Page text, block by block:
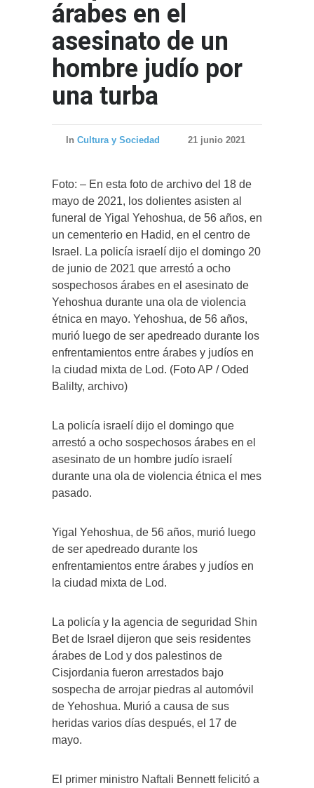
árabes en el
asesinato de un
hombre judío por
una turba
In Cultura y Sociedad 21 junio 2021
Foto: – En esta foto de archivo del 18 de
mayo de 2021, los dolientes asisten al
funeral de Yigal Yehoshua, de 56 años, en
un cementerio en Hadid, en el centro de
Israel. La policía israelí dijo el domingo 20
de junio de 2021 que arrestó a ocho
sospechosos árabes en el asesinato de
Yehoshua durante una ola de violencia
étnica en mayo. Yehoshua, de 56 años,
murió luego de ser apedreado durante los
enfrentamientos entre árabes y judíos en
la ciudad mixta de Lod. (Foto AP / Oded
Balilty, archivo)
La policía israelí dijo el domingo que
arrestó a ocho sospechosos árabes en el
asesinato de un hombre judío israelí
durante una ola de violencia étnica el mes
pasado.
Yigal Yehoshua, de 56 años, murió luego
de ser apedreado durante los
enfrentamientos entre árabes y judíos en
la ciudad mixta de Lod.
La policía y la agencia de seguridad Shin
Bet de Israel dijeron que seis residentes
árabes de Lod y dos palestinos de
Cisjordania fueron arrestados bajo
sospecha de arrojar piedras al automóvil
de Yehoshua. Murió a causa de sus
heridas varios días después, el 17 de
mayo.
El primer ministro Naftali Bennett felicitó a